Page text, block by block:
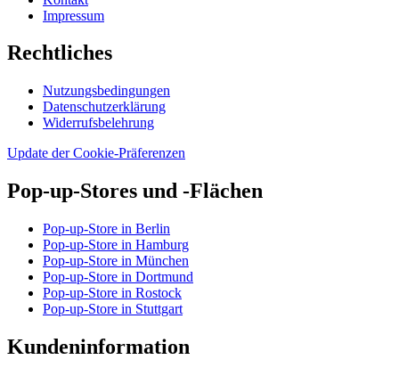
Impressum
Rechtliches
Nutzungsbedingungen
Datenschutzerklärung
Widerrufsbelehrung
Update der Cookie-Präferenzen
Pop-up-Stores und -Flächen
Pop-up-Store in Berlin
Pop-up-Store in Hamburg
Pop-up-Store in München
Pop-up-Store in Dortmund
Pop-up-Store in Rostock
Pop-up-Store in Stuttgart
Kundeninformation